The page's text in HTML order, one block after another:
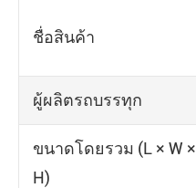
ชื่อสินค้า
ผู้ผลิตรถบรรทุก
ขนาดโดยรวม (L × W ×
H)